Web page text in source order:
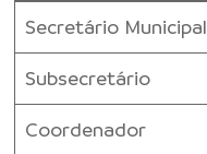
Secretário Municipal
Subsecretário
Coordenador